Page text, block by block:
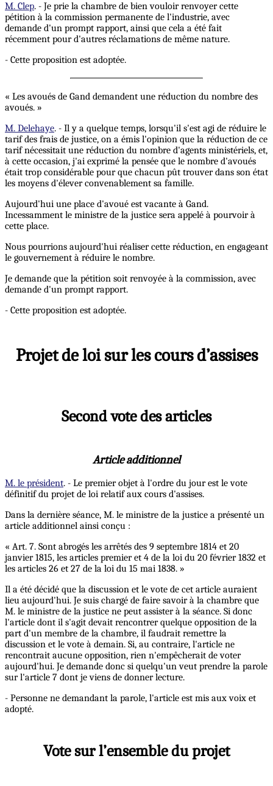
M. Clep. - Je prie la chambre de bien vouloir renvoyer cette
pétition à la commission permanente de l'industrie, avec
demande d'un prompt rapport, ainsi que cela a été fait
récemment pour d'autres réclamations de même nature.
- Cette proposition est adoptée.
« Les avoués de Gand demandent une réduction du nombre des
avoués. »
M. Delehaye. - Il y a quelque temps, lorsqu'il s'est agi de réduire le
tarif des frais de justice, on a émis l'opinion que la réduction de ce
tarif nécessitait une réduction du nombre d'agents ministériels, et,
à cette occasion, j'ai exprimé la pensée que le nombre d'avoués
était trop considérable pour que chacun pût trouver dans son état
les moyens d'élever convenablement sa famille.
Aujourd'hui une place d'avoué est vacante à Gand.
Incessamment le ministre de la justice sera appelé à pourvoir à
cette place.
Nous pourrions aujourd'hui réaliser cette réduction, en engageant
le gouvernement à réduire le nombre.
Je demande que la pétition soit renvoyée à la commission, avec
demande d'un prompt rapport.
- Cette proposition est adoptée.
Projet de loi sur les cours d’assises
Second vote des articles
Article additionnel
M. le président. - Le premier objet à l'ordre du jour est le vote
définitif du projet de loi relatif aux cours d'assises.
Dans la dernière séance, M. le ministre de la justice a présenté un
article additionnel ainsi conçu :
« Art. 7. Sont abrogés les arrêtés des 9 septembre 1814 et 20
janvier 1815, les articles premier et 4 de la loi du 20 février 1832 et
les articles 26 et 27 de la loi du 15 mai 1838. »
Il a été décidé que la discussion et le vote de cet article auraient
lieu aujourd'hui. Je suis chargé de faire savoir à la chambre que
M. le ministre de la justice ne peut assister à la séance. Si donc
l'article dont il s'agit devait rencontrer quelque opposition de la
part d'un membre de la chambre, il faudrait remettre la
discussion et le vote à demain. Si, au contraire, l'article ne
rencontrait aucune opposition, rien n'empêcherait de voter
aujourd'hui. Je demande donc si quelqu'un veut prendre la parole
sur l'article 7 dont je viens de donner lecture.
- Personne ne demandant la parole, l'article est mis aux voix et
adopté.
Vote sur l’ensemble du projet